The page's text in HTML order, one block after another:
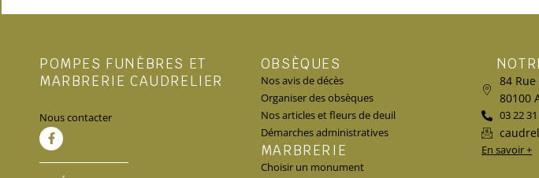
POMPES FUNÈBRES ET
MARBRERIE CAUDRELIER
Nous contacter
OBSÈQUES
Nos avis de décès
Organiser des obsèques
Nos articles et fleurs de deuil
Démarches administratives
MARBRERIE
Choisir un monument
84
80100
03 22
En savoir +